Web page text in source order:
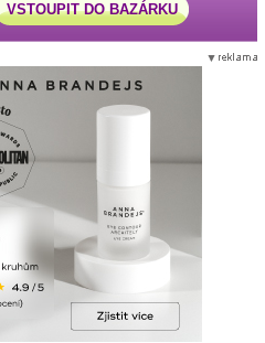
VSTOUPIT DO BAZÁRKU